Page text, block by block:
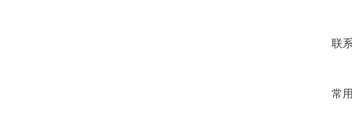
联
常